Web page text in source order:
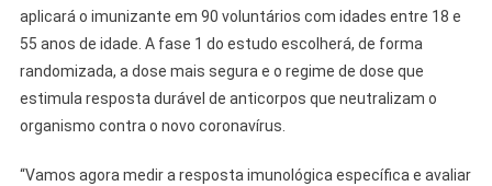
aplicará o imunizante em 90 voluntários com idades entre 18 e
55 anos de idade. A fase 1 do estudo escolherá, de forma
randomizada, a dose mais segura e o regime de dose que
estimula resposta durável de anticorpos que neutralizam o
organismo contra o novo coronavírus.
“Vamos agora medir a resposta imunológica específica e avaliar